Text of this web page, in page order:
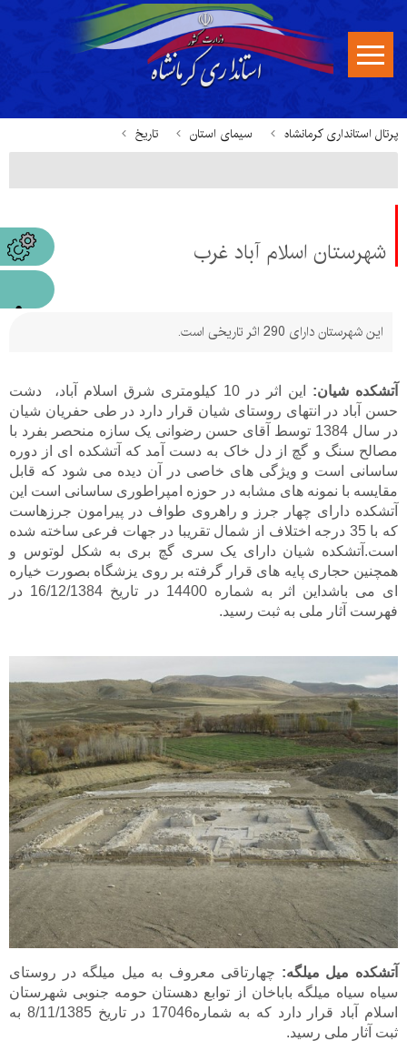
پرتال استانداری کرمانشاه سیمای استان تاریخ
شهرستان اسلام آباد غرب
اين شهرستان دارای 290 اثر تاريخی است.
آتشکده شيان:
اين اثر در 10 کيلومتری شرق اسلام آباد، دشت
حسن آباد در انتهای روستای شيان قرار دارد در طی حفريان شيان
در سال 1384 توسط آقای حسن رضوانی يک سازه منحصر بفرد با
مصالح سنگ و گچ از دل خاک به دست آمد که آتشکده ای از دوره
ساسانی است و ويژگی های خاصی در آن ديده می شود که قابل
مقايسه با نمونه های مشابه در حوزه امپراطوری ساسانی است اين
آتشکده دارای چهار جرز و راهروی طواف در پيرامون جرزهاست
که با 35 درجه اختلاف از شمال تقريبا در جهات فرعی ساخته شده
است.آتشکده شيان دارای يک سری گچ بری به شکل لوتوس و
همچنين حجاری پايه های قرار گرفته بر روی يزشگاه بصورت خياره
ای می باشداين اثر به شماره 14400 در تاريخ 16/12/1384 در
فهرست آثار ملی به ثبت رسيد.
آتشکده ميل ميلگه: چهارتاقی معروف به ميل ميلگه در روستای
سياه سياه ميلگه باباخان از توابع دهستان حومه جنوبی شهرستان
اسلام آباد قرار دارد که به شماره17046 در تاريخ 8/11/1385 به
ثبت آثار ملی رسيد.